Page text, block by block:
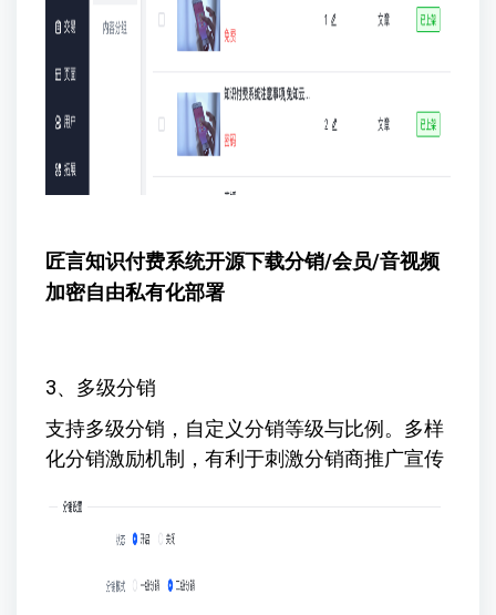
匠言知识付费系统开源下载分销/会员/音视频
加密自由私有化部署
3、多级分销
支持多级分销，自定义分销等级与比例。多样
化分销激励机制，有利于刺激分销商推广宣传